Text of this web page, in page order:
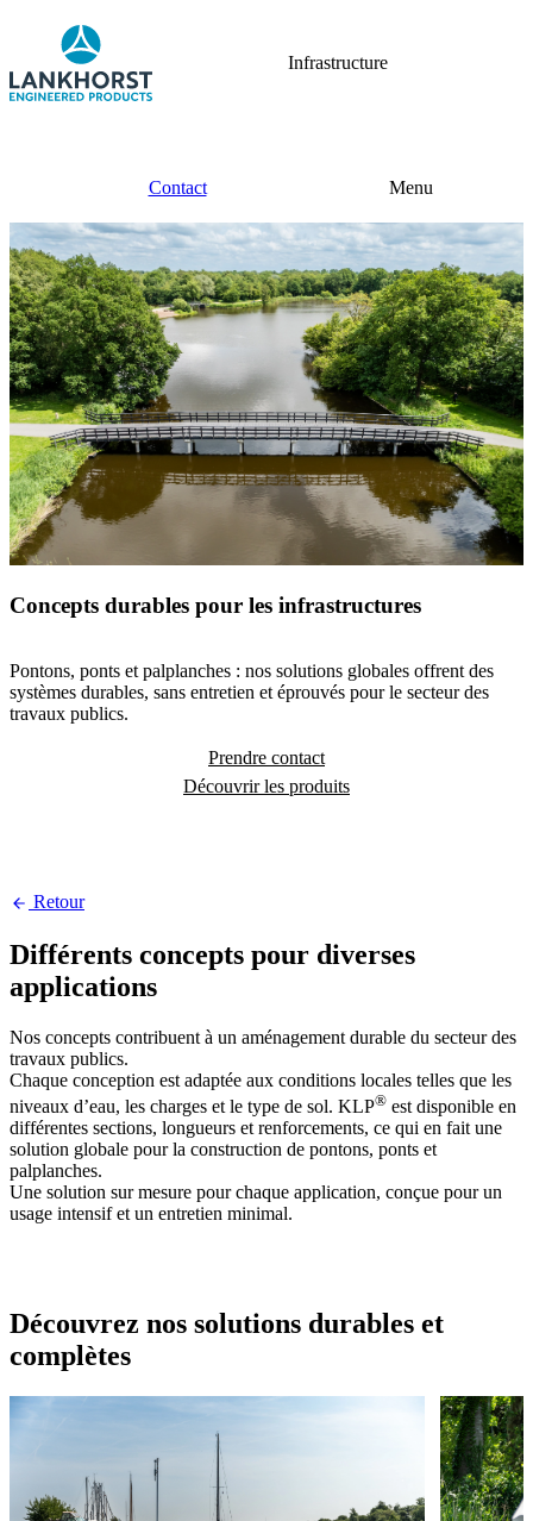
Infrastructure
Contact Menu
Concepts durables pour les infrastructures
Pontons, ponts et palplanches : nos solutions globales offrent des
systèmes durables, sans entretien et éprouvés pour le secteur des
travaux publics.
Prendre contact
Découvrir les produits
Retour
Différents concepts pour diverses
applications
Nos concepts contribuent à un aménagement durable du secteur des
travaux publics.
Chaque conception est adaptée aux conditions locales telles que les
niveaux d’eau, les charges et le type de sol. KLP® est disponible en
différentes sections, longueurs et renforcements, ce qui en fait une
solution globale pour la construction de pontons, ponts et
palplanches.
Une solution sur mesure pour chaque application, conçue pour un
usage intensif et un entretien minimal.
Découvrez nos solutions durables et
complètes